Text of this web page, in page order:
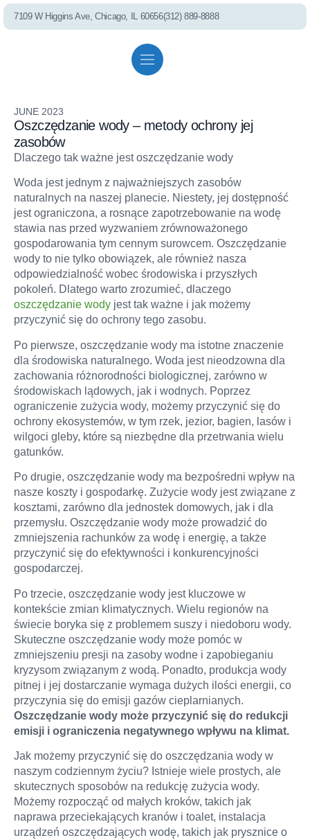
Whole House
Shower Filter
Well Water
Commercial
Filters &
7109 W Higgins Ave, Chicago, IL 60656(312) 889-8888
JUNE 2023
Oszczędzanie wody – metody ochrony jej
zasobów
Dlaczego tak ważne jest oszczędzanie wody
Woda jest jednym z najważniejszych zasobów
naturalnych na naszej planecie. Niestety, jej dostępność
jest ograniczona, a rosnące zapotrzebowanie na wodę
stawia nas przed wyzwaniem zrównoważonego
gospodarowania tym cennym surowcem. Oszczędzanie
wody to nie tylko obowiązek, ale również nasza
odpowiedzialność wobec środowiska i przyszłych
pokoleń. Dlatego warto zrozumieć, dlaczego
oszczędzanie wody jest tak ważne i jak możemy
przyczynić się do ochrony tego zasobu.
Po pierwsze, oszczędzanie wody ma istotne znaczenie
dla środowiska naturalnego. Woda jest nieodzowna dla
zachowania różnorodności biologicznej, zarówno w
środowiskach lądowych, jak i wodnych. Poprzez
ograniczenie zużycia wody, możemy przyczynić się do
ochrony ekosystemów, w tym rzek, jezior, bagien, lasów i
wilgoci gleby, które są niezbędne dla przetrwania wielu
gatunków.
Po drugie, oszczędzanie wody ma bezpośredni wpływ na
nasze koszty i gospodarkę. Zużycie wody jest związane z
kosztami, zarówno dla jednostek domowych, jak i dla
przemysłu. Oszczędzanie wody może prowadzić do
zmniejszenia rachunków za wodę i energię, a także
przyczynić się do efektywności i konkurencyjności
gospodarczej.
Po trzecie, oszczędzanie wody jest kluczowe w
kontekście zmian klimatycznych. Wielu regionów na
świecie boryka się z problemem suszy i niedoboru wody.
Skuteczne oszczędzanie wody może pomóc w
zmniejszeniu presji na zasoby wodne i zapobieganiu
kryzysom związanym z wodą. Ponadto, produkcja wody
pitnej i jej dostarczanie wymaga dużych ilości energii, co
przyczynia się do emisji gazów cieplarnianych.
Oszczędzanie wody może przyczynić się do redukcji
emisji i ograniczenia negatywnego wpływu na klimat.
Jak możemy przyczynić się do oszczędzania wody w
naszym codziennym życiu? Istnieje wiele prostych, ale
skutecznych sposobów na redukcję zużycia wody.
Możemy rozpocząć od małych kroków, takich jak
naprawa przeciekających kranów i toalet, instalacja
urządzeń oszczędzających wodę, takich jak prysznice o